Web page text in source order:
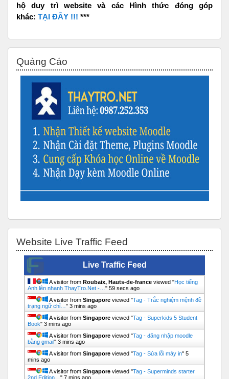
hộ duy trì website và các Hình thức đóng góp
khác: TẠI ĐÂY !!! ***
Quảng Cáo
Website Live Traffic Feed
Live Traffic Feed
A visitor from Roubaix, Hauts-de-france viewed "Học tiếng
Anh lên nhanh ThayTro.Net -… " 1 min ago
A visitor from Singapore viewed "Tag - Trắc nghiệm mệnh đề
trạng ngữ chỉ… " 3 mins ago
A visitor from Singapore viewed "Tag - Superkids 5 Student
Book" 3 mins ago
A visitor from Singapore viewed "Tag - đăng nhập moodle
bằng gmail" 3 mins ago
A visitor from Singapore viewed "Tag - Sửa lỗi máy in" 5
mins ago
A visitor from Singapore viewed "Tag - Superminds starter
2nd Edition… " 7 mins ago